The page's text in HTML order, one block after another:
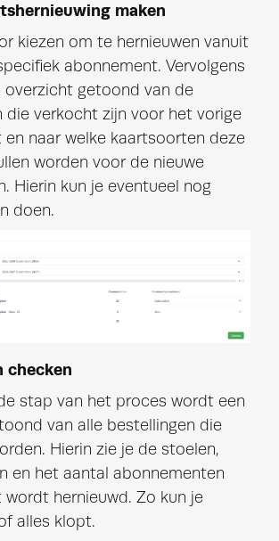
maken
kiezen om te hernieuwen vanuit
abonnement. Vervolgens
overzicht getoond van de
die verkocht zijn voor het vorige
naar welke kaartsoorten deze
worden voor de nieuwe
Hierin kun je eventueel nog
doen.
checken
stap van het proces wordt een
van alle bestellingen die
Hierin zie je de stoelen,
en het aantal abonnementen
hernieuwd. Zo kun je
alles klopt.